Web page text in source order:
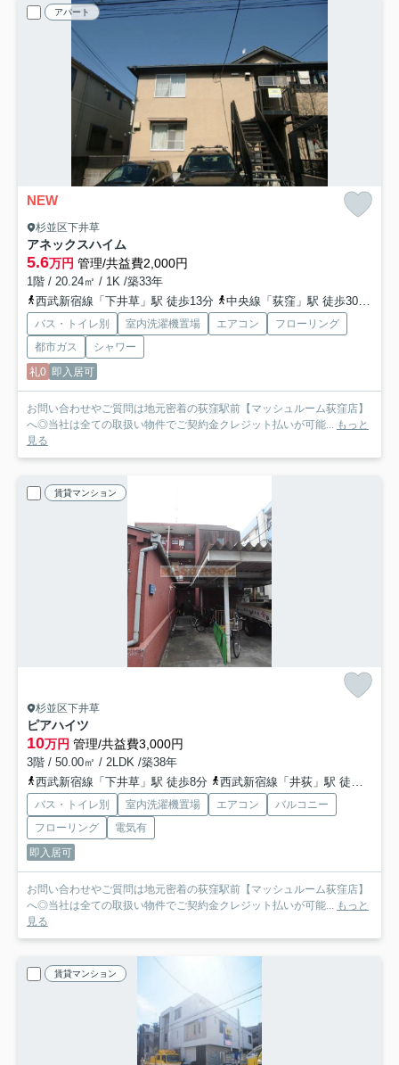
アパート
NEW
杉並区下井草
アネックスハイム
5.6万円 管理/共益費2,000円
1階 / 20.24㎡ / 1K /築33年
西武新宿線「下井草」駅 徒歩13分
中央線「荻窪」駅 徒歩30分
バス・トイレ別 室内洗濯機置場 エアコン
フローリング
都市ガス
シャワー
礼0 即入居可
お問い合わせやご質問は地元密着の荻窪駅前【マッシュルーム荻窪店】
へ◎当社は全ての取扱い物件でご契約金クレジット払いが可能... もっと
見る
賃貸マンション
杉並区下井草
ピアハイツ
10万円 管理/共益費3,000円
3階 / 50.00㎡ / 2LDK /築38年
西武新宿線「下井草」駅 徒歩8分
西武新宿線「井荻」駅 徒歩17分
バス・トイレ別 室内洗濯機置場 エアコン
バルコニー
フローリング
電気有
即入居可
お問い合わせやご質問は地元密着の荻窪駅前【マッシュルーム荻窪店】
へ◎当社は全ての取扱い物件でご契約金クレジット払いが可能... もっと
見る
賃貸マンション